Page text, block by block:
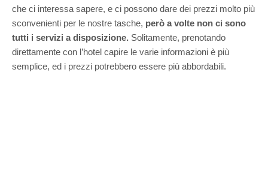
che ci interessa sapere, e ci possono dare dei prezzi molto più
sconvenienti per le nostre tasche, però a volte non ci sono
tutti i servizi a disposizione. Solitamente, prenotando
direttamente con l’hotel capire le varie informazioni è più
semplice, ed i prezzi potrebbero essere più abbordabili.